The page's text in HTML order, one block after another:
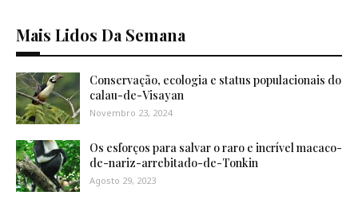
Mais Lidos Da Semana
Conservação, ecologia e status populacionais do
calau-de-Visayan
Novembro 23, 2024
Os esforços para salvar o raro e incrível macaco-
de-nariz-arrebitado-de-Tonkin
Agosto 29, 2023